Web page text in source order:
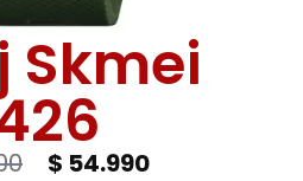
Skmei
$ 54.990